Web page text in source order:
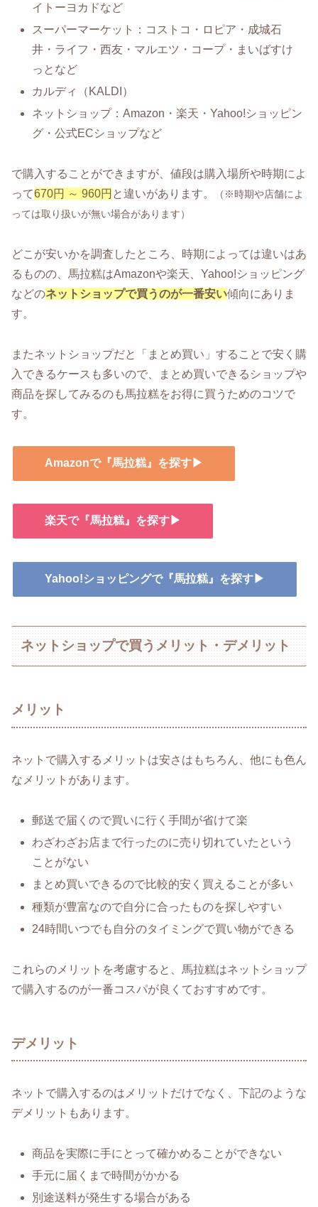
イトーヨカドなど
スーパーマーケット：コストコ・ロピア・成城石
井・ライフ・西友・マルエツ・コープ・まいばすけ
っとなど
カルディ（KALDI）
ネットショップ：Amazon・楽天・Yahoo!ショッピン
グ・公式ECショップなど
で購入することができますが、値段は購入場所や時期によ
って670円 ～ 960円 と違いがあります。
（※時期や店舗によ
っては取り扱いが無い場合があります）
どこが安いかを調査したところ、時期によっては違いはあ
るものの、馬拉糕はAmazonや楽天、Yahoo!ショッピング
などのネットショップで買うのが一番安い傾向にありま
す。
またネットショップだと「まとめ買い」することで安く購
入できるケースも多いので、まとめ買いできるショップや
商品を探してみるのも馬拉糕をお得に買うためのコツで
す。
Amazonで『馬拉糕』を探す▶
楽天で『馬拉糕』を探す▶
Yahoo!ショッピングで『馬拉糕』を探す▶
ネットショップで買うメリット・デメリット
メリット
ネットで購入するメリットは安さはもちろん、他にも色ん
なメリットがあります。
郵送で届くので買いに行く手間が省けて楽
わざわざお店まで行ったのに売り切れていたという
ことがない
まとめ買いできるので比較的安く買えることが多い
種類が豊富なので自分に合ったものを探しやすい
24時間いつでも自分のタイミングで買い物ができる
これらのメリットを考慮すると、馬拉糕はネットショップ
で購入するのが一番コスパが良くておすすめです。
デメリット
ネットで購入するのはメリットだけでなく、下記のような
デメリットもあります。
商品を実際に手にとって確かめることができない
手元に届くまで時間がかかる
別途送料が発生する場合がある